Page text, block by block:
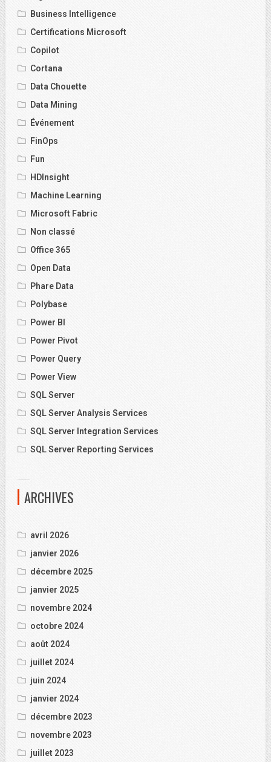
Business Intelligence
Certifications Microsoft
Copilot
Cortana
Data Chouette
Data Mining
Événement
FinOps
Fun
HDInsight
Machine Learning
Microsoft Fabric
Non classé
Office 365
Open Data
Phare Data
Polybase
Power BI
Power Pivot
Power Query
Power View
SQL Server
SQL Server Analysis Services
SQL Server Integration Services
SQL Server Reporting Services
ARCHIVES
avril 2026
janvier 2026
décembre 2025
janvier 2025
novembre 2024
octobre 2024
août 2024
juillet 2024
juin 2024
janvier 2024
décembre 2023
novembre 2023
juillet 2023